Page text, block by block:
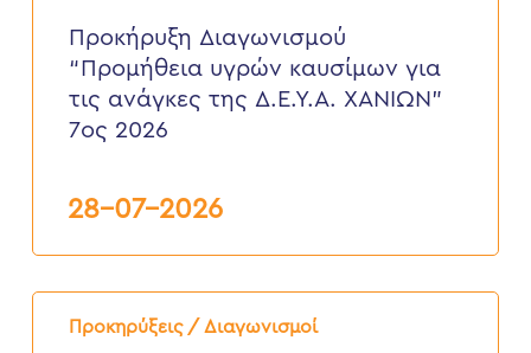
υγρών
καυσίμων
ανάγκες
2026
Προκήρυξη Διαγωνισμού
“Προμήθεια υγρών καυσίμων για
τις ανάγκες της Δ.Ε.Υ.Α. ΧΑΝΙΩΝ”
7ος 2026
28-07-2026
Προκηρύξεις / Διαγωνισμοί
ΠΡΟΚΗΡΥΞΗ
ΠΛΕΙΟΔΟΤΙΚΟΥ